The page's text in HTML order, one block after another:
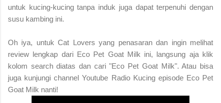
untuk kucing-kucing tanpa induk juga dapat terpenuhi dengan
susu kambing ini.
Oh iya, untuk Cat Lovers yang penasaran dan ingin melihat
review lengkap dari Eco Pet Goat Milk ini, langsung aja klik
kolom search diatas dan cari "Eco Pet Goat Milk". Atau bisa
juga kunjungi channel Youtube Radio Kucing episode Eco Pet
Goat Milk nanti!